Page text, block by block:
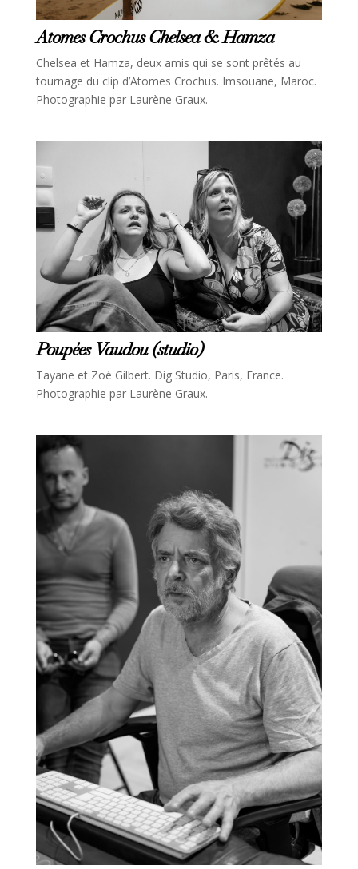
Atomes Crochus Chelsea & Hamza
Chelsea et Hamza, deux amis qui se sont prêtés au
tournage du clip d’Atomes Crochus. Imsouane, Maroc.
Photographie par Laurène Graux.
Poupées Vaudou (studio)
Tayane et Zoé Gilbert. Dig Studio, Paris, France.
Photographie par Laurène Graux.